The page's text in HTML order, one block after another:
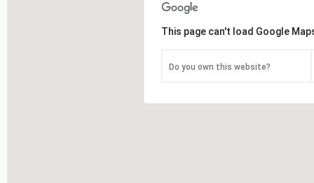
This page can't load Google
Do you own this website?